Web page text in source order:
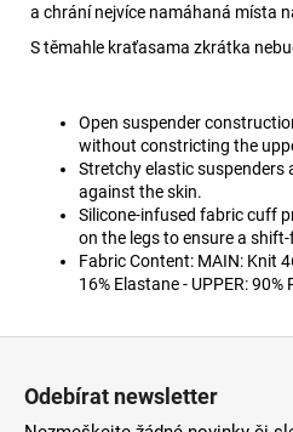
a chrání nejvíce namáhaná místa
S těmahle kraťasama zkrátka
Open suspender
without constricting the
Stretchy elastic suspenders
against the skin.
Silicone-infused fabric cuff
on the legs to ensure a
Fabric Content: MAIN: Knit
16% Elastane - UPPER:
Odebírat newsletter